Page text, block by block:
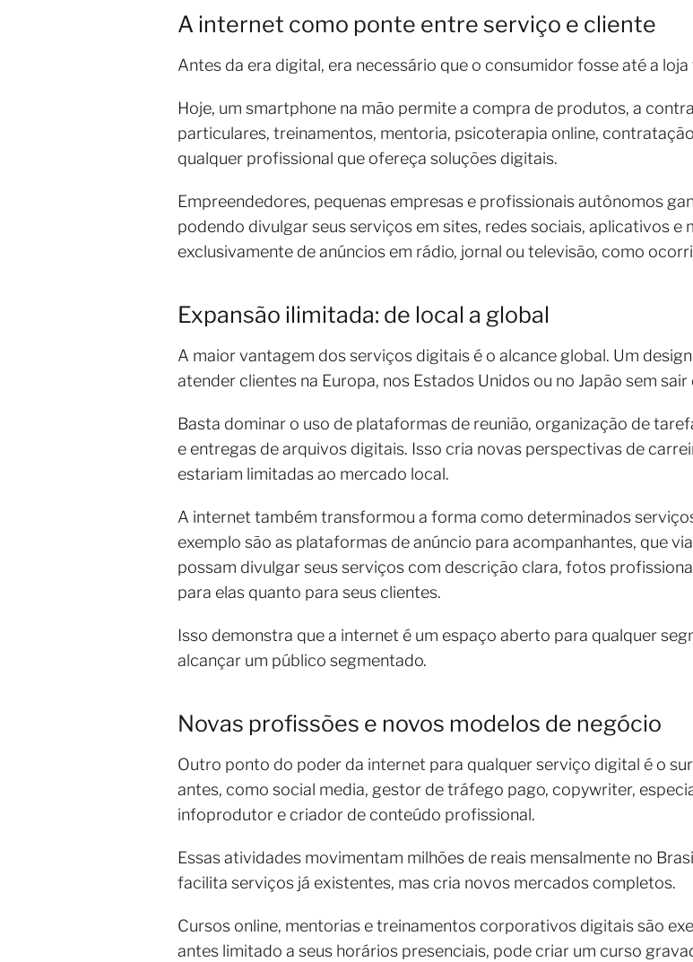
A internet como ponte entre serviço e cliente
Antes da era digital, era necessário que o consumidor fosse até a
Hoje, um smartphone na mão permite a compra de produtos, a
particulares, treinamentos, mentoria, psicoterapia online,
qualquer profissional que ofereça soluções digitais.
Empreendedores, pequenas empresas e profissionais autônomos
podendo divulgar seus serviços em sites, redes sociais, aplicativos
exclusivamente de anúncios em rádio, jornal ou televisão, como
Expansão ilimitada: de local a global
A maior vantagem dos serviços digitais é o alcance global. Um
atender clientes na Europa, nos Estados Unidos ou no Japão sem sair
Basta dominar o uso de plataformas de reunião, organização de
e entregas de arquivos digitais. Isso cria novas perspectivas de
estariam limitadas ao mercado local.
A internet também transformou a forma como determinados
exemplo são as plataformas de anúncio para acompanhantes, que
possam divulgar seus serviços com descrição clara, fotos
para elas quanto para seus clientes.
Isso demonstra que a internet é um espaço aberto para qualquer
alcançar um público segmentado.
Novas profissões e novos modelos de negócio
Outro ponto do poder da internet para qualquer serviço digital é o
antes, como social media, gestor de tráfego pago, copywriter,
infoprodutor e criador de conteúdo profissional.
Essas atividades movimentam milhões de reais mensalmente no
facilita serviços já existentes, mas cria novos mercados completos.
Cursos online, mentorias e treinamentos corporativos digitais são
antes limitado a seus horários presenciais, pode criar um curso